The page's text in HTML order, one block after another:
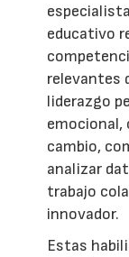
educativo
relevantes
liderazgo
emocional,
cambio,
analizar
trabajo
innovador.
Estas